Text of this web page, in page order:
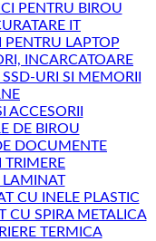
PENTRU BIROU
IT
PENTRU LAPTOP
INCARCATOARE
URI SI MEMORII
ACCESORII
DE BIROU
DOCUMENTE
TRIMERE
LAMINAT
CU INELE PLASTIC
CU SPIRA METALICA
TERMICA